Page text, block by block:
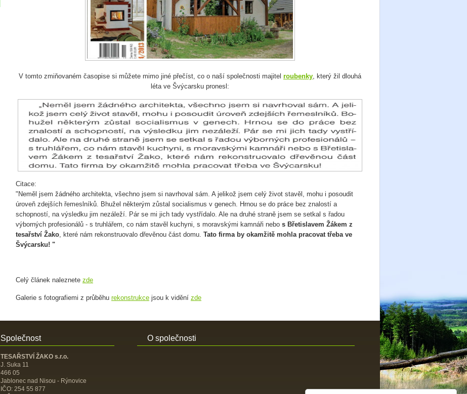
V tomto zmiňovaném časopise si můžete mimo jiné přečíst, co o naší společnosti majitel roubenky, který žil dlouhá
léta ve Švýcarsku pronesl:
Citace:
"Neměl jsem žádného architekta, všechno jsem si navrhoval sám. A jelikož jsem celý život stavěl, mohu i posoudit
úroveň zdejších řemeslníků. Bhužel některým zůstal socialismus v genech. Hrnou se do práce bez znalostí a
schopností, na výsledku jim nezáleží. Pár se mi jich tady vystřídalo. Ale na druhé straně jsem se setkal s řadou
výborných profesionálů - s truhlářem, co nám stavěl kuchyni, s moravskými kamnáři nebo s Břetislavem Žákem z
tesařství Žako, které nám rekonstruovalo dřevěnou část domu. Tato firma by okamžitě mohla pracovat třeba ve
Švýcarsku! "
Celý článek naleznete zde
Galerie s fotografiemi z průběhu rekonstrukce jsou k vidění zde
O společnosti
Společnost
TESAŘSTVÍ ŽAKO s.r.o.
J. Suka 11
466 05
Jablonec nad Nisou - Rýnovice
IČO: 254 55 877